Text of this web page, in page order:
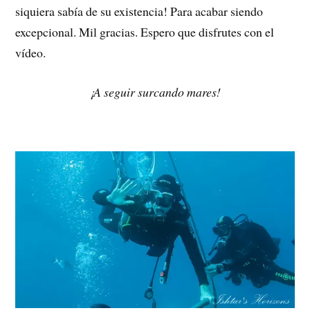
siquiera sabía de su existencia! Para acabar siendo
excepcional. Mil gracias. Espero que disfrutes con el
vídeo.
¡A seguir surcando mares!